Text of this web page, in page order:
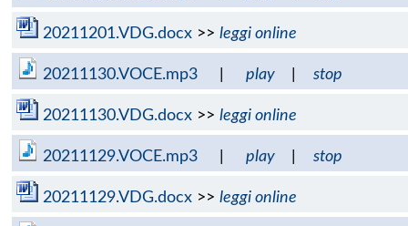
20211201.VDG.docx >> leggi online
20211130.VOCE.mp3 play stop
20211130.VDG.docx >> leggi online
20211129.VOCE.mp3 play stop
20211129.VDG.docx >> leggi online